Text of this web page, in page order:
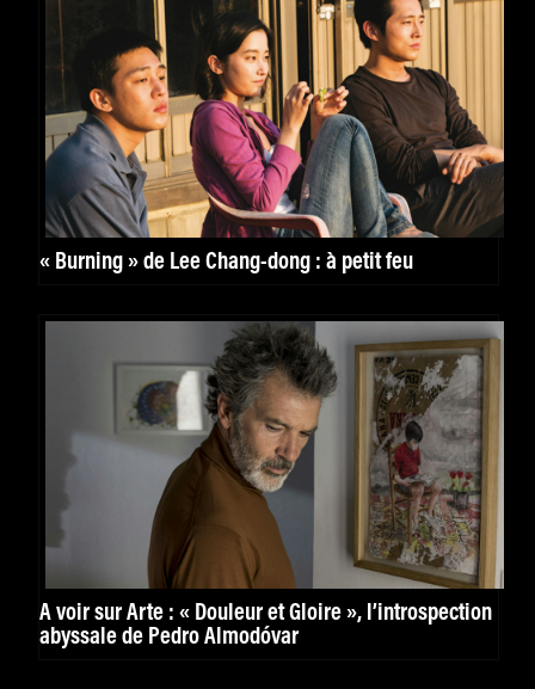
« Burning » de Lee Chang-dong : à petit feu
A voir sur Arte : « Douleur et Gloire », l’introspection
abyssale de Pedro Almodóvar